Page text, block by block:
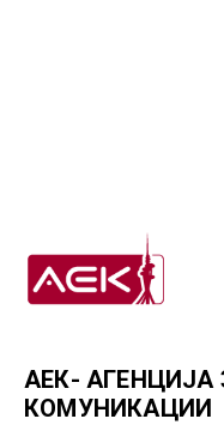
АЕК- АГЕНЦИЈА
КОМУНИКАЦИИ